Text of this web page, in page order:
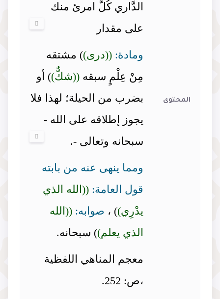
المحتوى
الدَّاري كُلُّ امرئ منك
على مقدار
ومادة: ((درى)) مشتقه
مِنْ عِلْمٍ سبقه ((شكٌّ)) أو
بضرب من الحيلة؛ لهذا فلا
يجوز إطلاقه على الله -
سبحانه وتعالى -.
ومما ينهى عنه من بابته
قول العامة: ((الله الذي
يدْرِي)) ، صوابه: ((الله
الذي يعلم)) سبحانه.
معجم المناهي اللفظية
،ص: 252.